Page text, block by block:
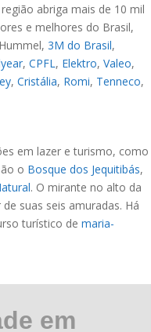
região abriga mais de 10 mil
e melhores do Brasil,
3M do Brasil,
, CPFL, Elektro, Valeo,
, Cristália, Romi, Tenneco,
em lazer e turismo, como
o Bosque dos Jequitibás,
. O mirante no alto da
suas seis amuradas. Há
turístico de maria-
em